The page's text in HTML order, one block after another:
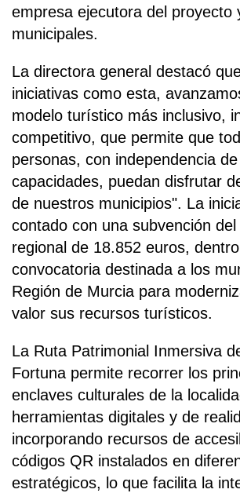
empresa ejecutora del proyecto
municipales.
La directora general destacó
iniciativas como esta,
modelo turístico más inclusivo,
competitivo, que permite que
personas, con independencia
capacidades, puedan disfrutar
de nuestros municipios". La
contado con una subvención
regional de 18.852 euros,
convocatoria destinada a los
Región de Murcia para
valor sus recursos turísticos.
La Ruta Patrimonial Inmersiva
Fortuna permite recorrer los
enclaves culturales de la
herramientas digitales y de
incorporando recursos de
códigos QR instalados en
estratégicos, lo que facilita la